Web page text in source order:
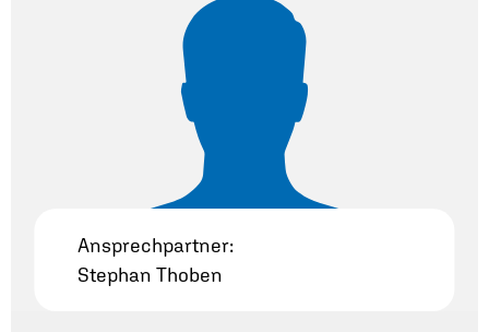
Ansprechpartner:
Stephan Thoben